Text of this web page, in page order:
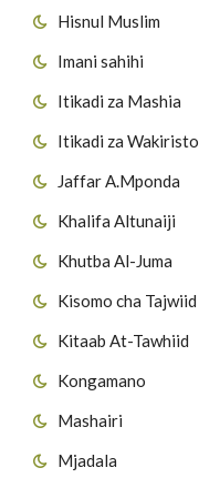
Hisnul Muslim
Imani sahihi
Itikadi za Mashia
Itikadi za Wakiristo
Jaffar A.Mponda
Khalifa Altunaiji
Khutba Al-Juma
Kisomo cha Tajwiid
Kitaab At-Tawhiid
Kongamano
Mashairi
Mjadala